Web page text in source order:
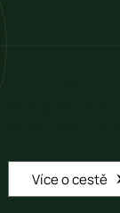
Vánek nad
romantika u
Více o cestě